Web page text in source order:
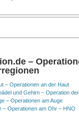
–
– Operationen an der Haut
und Gehirn – Operation
– Operationen am Auge
– Operationen am Ohr – HNO